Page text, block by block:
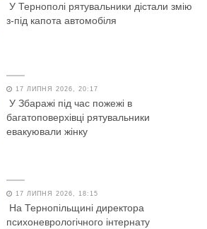
У Тернополі рятувальники дістали змію
з-під капота автомобіля
17 ЛИПНЯ 2026, 20:17
У Збаражі під час пожежі в
багатоповерхівці рятувальники
евакуювали жінку
17 ЛИПНЯ 2026, 18:15
На Тернопільщині директора
психоневрологічного інтернату